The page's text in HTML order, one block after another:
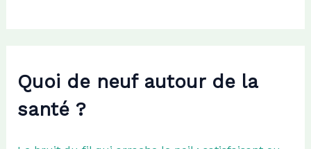
Quoi de neuf autour de la
santé ?